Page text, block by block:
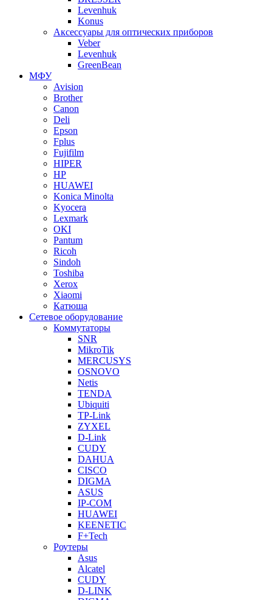
Levenhuk
Konus
Аксессуары для оптических приборов
Veber
Levenhuk
GreenBean
МФУ
Avision
Brother
Canon
Deli
Epson
Fplus
Fujifilm
HIPER
HP
HUAWEI
Konica Minolta
Kyocera
Lexmark
OKI
Pantum
Ricoh
Sindoh
Toshiba
Xerox
Xiaomi
Катюша
Сетевое оборудование
Коммутаторы
SNR
MikroTik
MERCUSYS
OSNOVO
Netis
TENDA
Ubiquiti
TP-Link
ZYXEL
D-Link
CUDY
DAHUA
CISCO
DIGMA
ASUS
IP-COM
HUAWEI
KEENETIC
F+Tech
Роутеры
Asus
Alcatel
CUDY
D-LINK